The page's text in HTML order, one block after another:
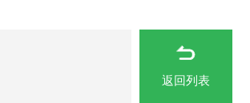
返回列表